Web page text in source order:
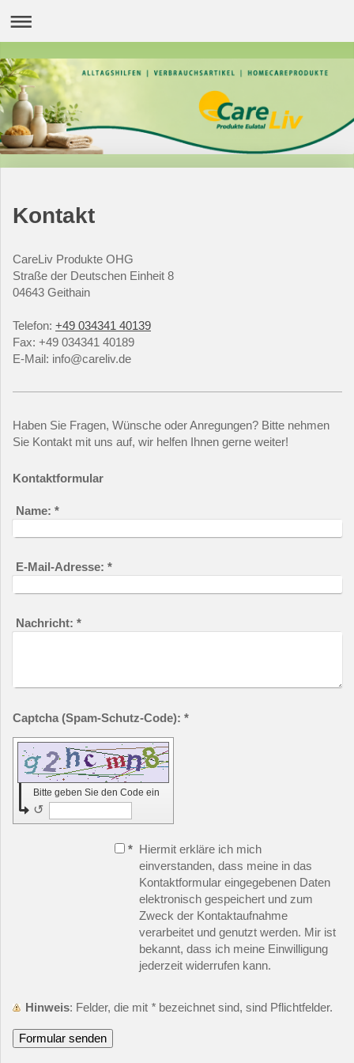
Kontakt
CareLiv Produkte OHG
Straße der Deutschen Einheit 8
04643 Geithain
Telefon:
+49 034341 40139
Fax: +49 034341 40189
E-Mail: info@careliv.de
Haben Sie Fragen, Wünsche oder Anregungen? Bitte nehmen
Sie Kontakt mit uns auf, wir helfen Ihnen gerne weiter!
Kontaktformular
Name: *
E-Mail-Adresse: *
Nachricht: *
Captcha (Spam-Schutz-Code): *
Bitte geben Sie den Code ein
↺
* Hiermit erkläre ich mich
einverstanden, dass meine in das
Kontaktformular eingegebenen Daten
elektronisch gespeichert und zum
Zweck der Kontaktaufnahme
verarbeitet und genutzt werden. Mir ist
bekannt, dass ich meine Einwilligung
jederzeit widerrufen kann.
Hinweis : Felder, die mit * bezeichnet sind, sind Pflichtfelder.